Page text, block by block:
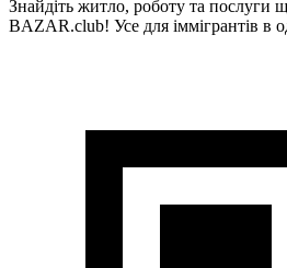
Знайдіть житло, роботу та послуги
BAZAR.club! Усе для іммігрантів в